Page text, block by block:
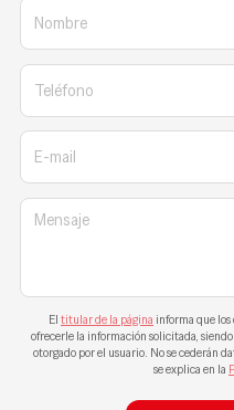
Nombre
Teléfono
E-mail
Mensaje
El titular de la página informa que
ofrecerle la información solicitada,
otorgado por el usuario. No se cederán
se explica en la